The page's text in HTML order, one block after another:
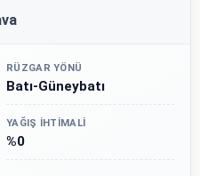
RÜZGAR YÖNÜ
Batı-Güneybatı
YAĞIŞ İHTIMALI
%0